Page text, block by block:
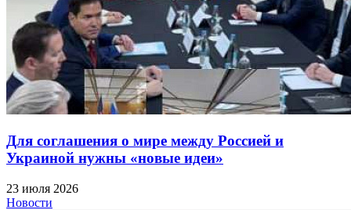
Для соглашения о мире между Россией и
Украиной нужны «новые идеи»
23 июля 2026
Новости